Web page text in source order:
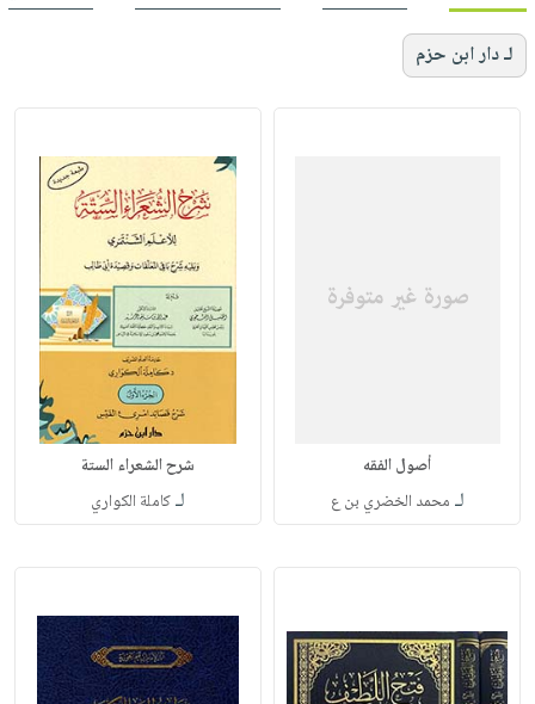
لـ دار ابن حزم
أصول الفقه
لـ محمد الخضري بن ع
شرح الشعراء الستة
لـكاملة الكواري